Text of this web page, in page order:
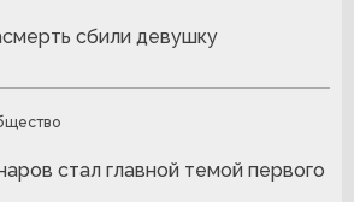
сбили девушку
стал главной темой первого